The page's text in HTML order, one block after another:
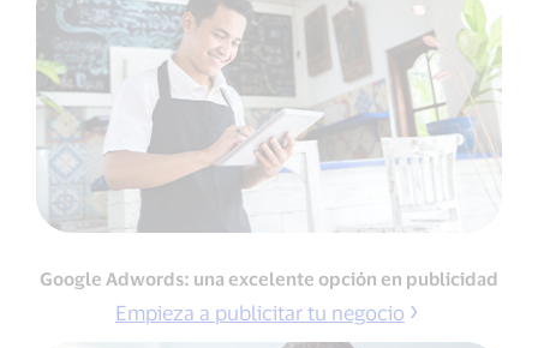
Google Adwords: una excelente opción en publicidad
Empieza a publicitar tu negocio